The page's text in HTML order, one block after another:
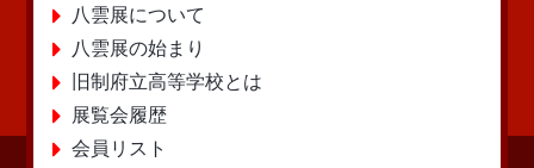
八雲展について
八雲展の始まり
旧制府立高等学校とは
展覧会履歴
会員リスト